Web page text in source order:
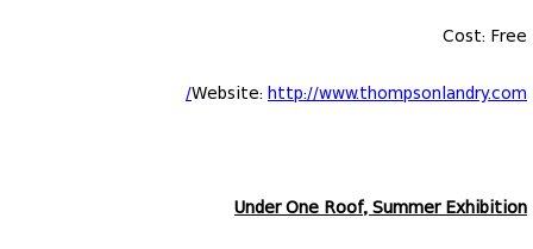
Cost: Free
Website:http://www.thompsonlandry.com/
Under One Roof, Summer Exhibition